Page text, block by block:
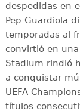
despedidas en
Pep Guardiola
temporadas al
convirtió en
Stadium rindió
a conquistar
UEFA
títulos